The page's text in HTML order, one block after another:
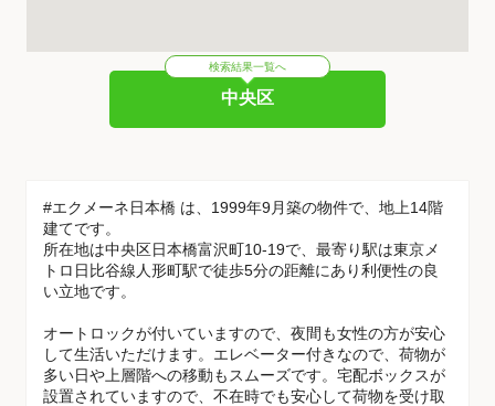
検索結果一覧へ
中央区
#エクメーネ日本橋 は、1999年9月築の物件で、地上14階
建てです。
所在地は中央区日本橋富沢町10-19で、最寄り駅は東京メ
トロ日比谷線人形町駅で徒歩5分の距離にあり利便性の良
い立地です。
オートロックが付いていますので、夜間も女性の方が安心
して生活いただけます。エレベーター付きなので、荷物が
多い日や上層階への移動もスムーズです。宅配ボックスが
設置されていますので、不在時でも安心して荷物を受け取